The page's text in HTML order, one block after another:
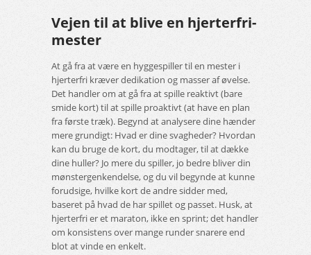
Vejen til at blive en hjerterfri-
mester
At gå fra at være en hyggespiller til en mester i
hjerterfri kræver dedikation og masser af øvelse.
Det handler om at gå fra at spille reaktivt (bare
smide kort) til at spille proaktivt (at have en plan
fra første træk). Begynd at analysere dine hænder
mere grundigt: Hvad er dine svagheder? Hvordan
kan du bruge de kort, du modtager, til at dække
dine huller? Jo mere du spiller, jo bedre bliver din
mønstergenkendelse, og du vil begynde at kunne
forudsige, hvilke kort de andre sidder med,
baseret på hvad de har spillet og passet. Husk, at
hjerterfri er et maraton, ikke en sprint; det handler
om konsistens over mange runder snarere end
blot at vinde en enkelt.